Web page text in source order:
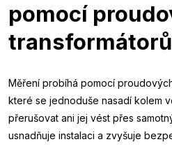
pomocí
transformátorů
Měření probíhá pomocí
které se jednoduše nasadí kolem
přerušovat ani jej vést přes
usnadňuje instalaci a zvyšuje